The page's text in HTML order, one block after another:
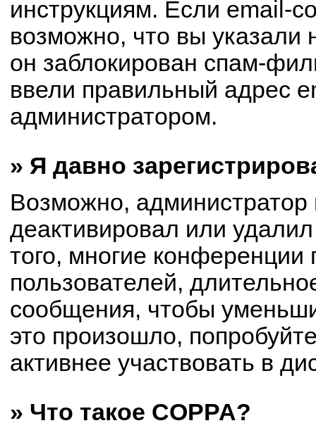
инструкциям. Если email-
возможно, что вы
он заблокирован спам-
ввели правильный адрес
администратором.
» Я давно
Возможно, администратор
деактивировал или
того, многие конференции
пользователей,
сообщения, чтобы
это произошло,
активнее участвовать в
» Что такое COPPA?